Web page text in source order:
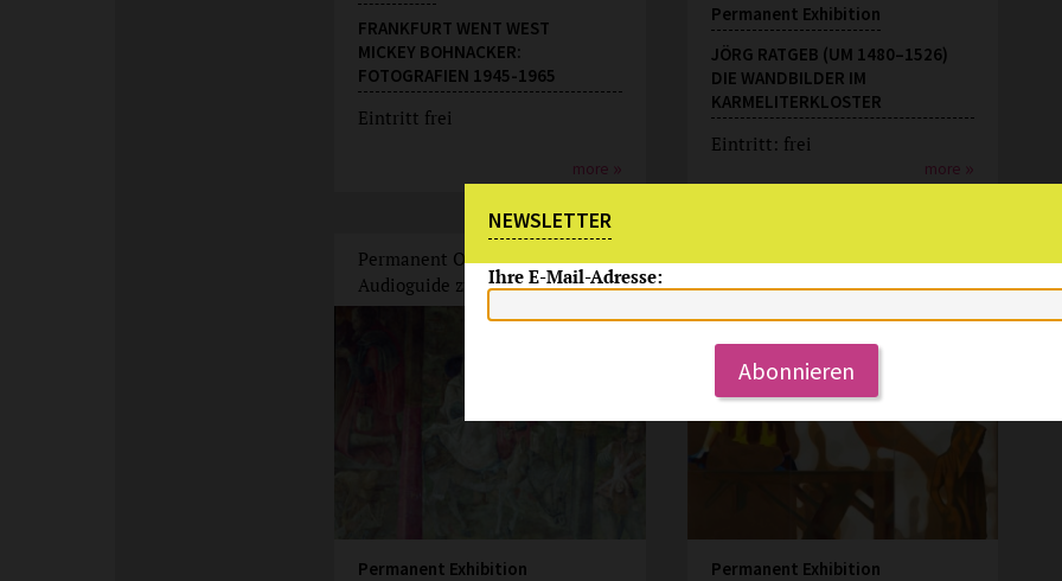
FRANKFURT WENT WEST
MICKEY BOHNACKER:
FOTOGRAFIEN 1945-1965
Eintritt frei
more
Permanent Exhibition
JÖRG RATGEB (UM 1480–1526)
DIE WANDBILDER IM
KARMELITERKLOSTER
Eintritt: frei
more
Permanent Offer
Audioguide zur Ausstellung
Permanent Exhibition
Permanent Offer
Mo-So 11-18 Uhr
Permanent Exhibition
NEWSLETTER
Ihre E-Mail-Adresse:
Abonnieren